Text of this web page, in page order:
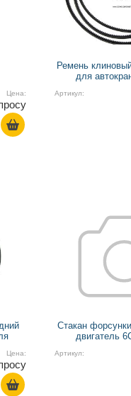
Цена:
Ремень
для
Артикул:
Цена:
Стакан
двигатель
Артикул: